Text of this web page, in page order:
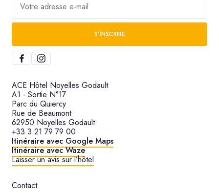
Votre adresse e-mail
S’INSCRIRE
ACE Hôtel Noyelles Godault
A1 - Sortie N°17
Parc du Quiercy
Rue de Beaumont
62950 Noyelles Godault
+33 3 21 79 79 00
Itinéraire avec Google Maps
Itinéraire avec Waze
Laisser un avis sur l’hôtel
Contact